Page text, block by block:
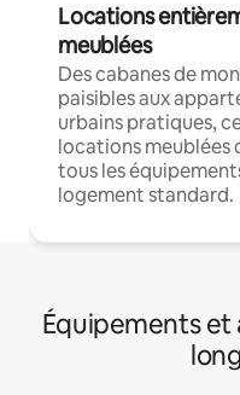
Locations
meublées
Des cabanes de
paisibles aux
urbains pratiques,
locations meublées
tous les
logement standard.
Équipements et